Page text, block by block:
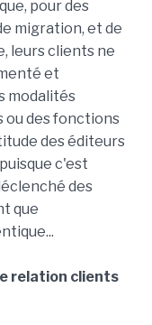
pour des
migration, et de
leurs clients ne
et
modalités
ou des fonctions
des éditeurs
c'est
des
que
relation clients